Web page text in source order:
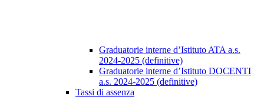
Graduatorie interne d’Istituto ATA a.s.
2024-2025 (definitive)
Graduatorie interne d’Istituto DOCENTI
a.s. 2024-2025 (definitive)
Tassi di assenza